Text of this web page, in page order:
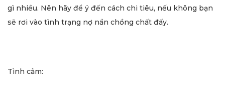
gì nhiều. Nên hãy để ý đến cách chi tiêu, nếu không bạn
sẽ rơi vào tình trạng nợ nần chồng chất đấy.
Tình cảm: